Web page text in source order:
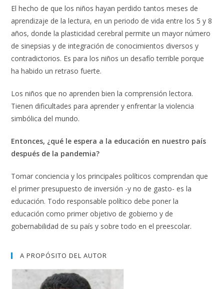
El hecho de que los niños hayan perdido tantos meses de
aprendizaje de la lectura, en un periodo de vida entre los 5 y 8
años, donde la plasticidad cerebral permite un mayor número
de sinepsias y de integración de conocimientos diversos y
contradictorios. Es para los niños un desafío terrible porque
ha habido un retraso fuerte.
Los niños que no aprenden bien la comprensión lectora.
Tienen dificultades para aprender y enfrentar la violencia
simbólica del mundo.
Entonces, ¿qué le espera a la educación en nuestro país
después de la pandemia?
Tomar conciencia y los principales políticos comprendan que
el primer presupuesto de inversión -y no de gasto- es la
educación. Todo responsable político debe poner la
educación como primer objetivo de gobierno y de
gobernabilidad de su país y sobre todo en el preescolar.
A PROPÓSITO DEL AUTOR